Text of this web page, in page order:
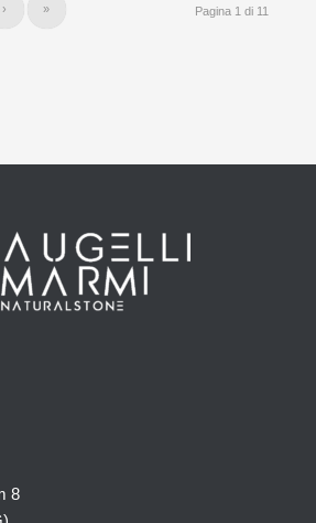
Pagina 1 di 11
› »
8